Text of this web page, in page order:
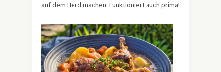
auf dem Herd machen. Funktioniert auch prima!